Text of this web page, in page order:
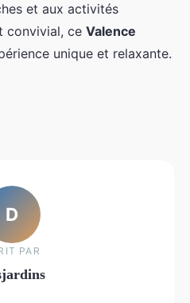
et aux activités
convivial, ce Valence
unique et relaxante.
D
PAR